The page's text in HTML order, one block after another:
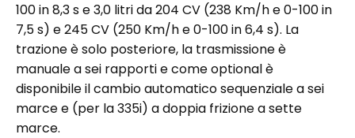
100 in 8,3 s e 3,0 litri da 204 CV (238 Km/h e 0-100 in
7,5 s) e 245 CV (250 Km/h e 0-100 in 6,4 s). La
trazione è solo posteriore, la trasmissione è
manuale a sei rapporti e come optional è
disponibile il cambio automatico sequenziale a sei
marce e (per la 335i) a doppia frizione a sette
marce.